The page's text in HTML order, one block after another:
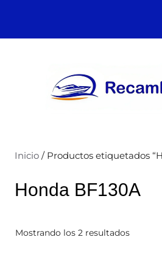
Inicio / Productos etiquetados
Honda BF130A
Mostrando los 2 resultados